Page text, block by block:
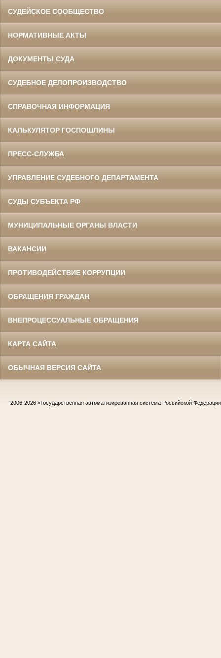
СУДЕЙСКОЕ СООБЩЕСТВО
НОРМАТИВНЫЕ АКТЫ
ДОКУМЕНТЫ СУДА
СУДЕБНОЕ ДЕЛОПРОИЗВОДСТВО
СПРАВОЧНАЯ ИНФОРМАЦИЯ
КАЛЬКУЛЯТОР ГОСПОШЛИНЫ
ПРЕСС-СЛУЖБА
УПРАВЛЕНИЕ СУДЕБНОГО ДЕПАРТАМЕНТА
СУДЫ СУБЪЕКТА РФ
МУНИЦИПАЛЬНЫЕ ОРГАНЫ ВЛАСТИ
ВАКАНСИИ
ПРОТИВОДЕЙСТВИЕ КОРРУПЦИИ
ОБРАЩЕНИЯ ГРАЖДАН
ВНЕПРОЦЕССУАЛЬНЫЕ ОБРАЩЕНИЯ
КАРТА САЙТА
ОБЫЧНАЯ ВЕРСИЯ САЙТА
2006-2026 «Государственная автоматизированная система Российской